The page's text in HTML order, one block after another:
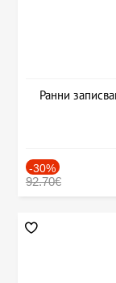
Ранни
-30%
92.70€